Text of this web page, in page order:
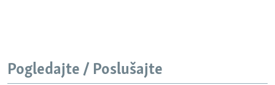
NASTANAK I RASPAD JUGOSLAVIJE
Pogledajte / Poslušajte